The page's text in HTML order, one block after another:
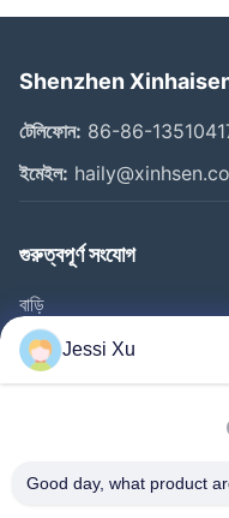
Shenzhen
টেলিফোন: 86-86-
ইমেইল:
গুরুত্বপূর্ণ সংযোগ
বাড়ি
পণ্য
ভিডিও
কারখানা ভ্রমণ
Jessi Xu
Good day, what product